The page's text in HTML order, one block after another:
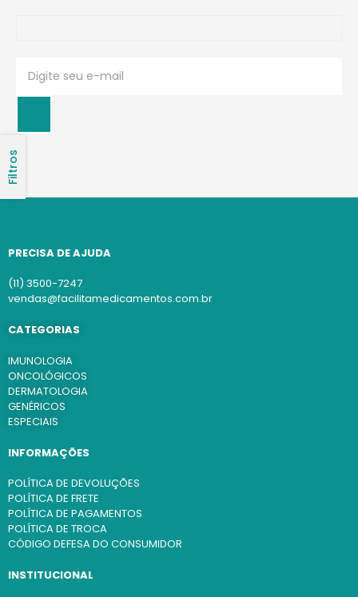
Filtros
PRECISA DE AJUDA
(11) 3500-7247
vendas@facilitamedicamentos.com.br
CATEGORIAS
IMUNOLOGIA
ONCOLÓGICOS
DERMATOLOGIA
GENÉRICOS
ESPECIAIS
INFORMAÇÕES
POLÍTICA DE DEVOLUÇÕES
POLÍTICA DE FRETE
POLÍTICA DE PAGAMENTOS
POLÍTICA DE TROCA
CÓDIGO DEFESA DO CONSUMIDOR
INSTITUCIONAL